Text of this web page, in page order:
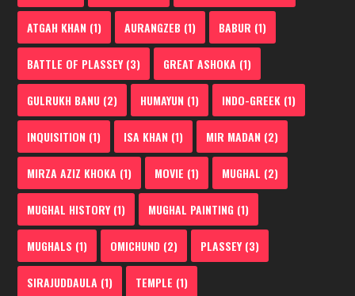
ATGAH KHAN (1) AURANGZEB (1) BABUR (1)
BATTLE OF PLASSEY(3) GREAT ASHOKA (1)
GULRUKH BANU (2) HUMAYUN (1) INDO-GREEK (1)
INQUISITION (1) ISA KHAN (1) MIR MADAN (2)
MIRZA AZIZ KHOKA (1) MOVIE (1) MUGHAL (2)
MUGHAL HISTORY(1) MUGHAL PAINTING (1)
MUGHALS (1) OMICHUND (2) PLASSEY(3)
SIRAJUDDAULA (1) TEMPLE (1)